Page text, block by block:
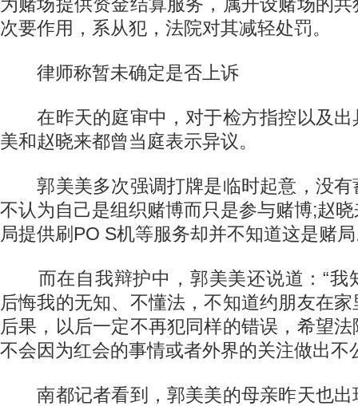
次要作用，系从犯，法院对其减轻处罚。
律师称暂未确定是否上诉
在昨天的庭审中，对于检方指控以及出
美和赵晓来都曾当庭表示异议。
郭美美多次强调打牌是临时起意，没有
不认为自己是组织赌博而只是参与赌博;赵
局提供刷PO S机等服务却并不知道这是赌
而在自我辩护中，郭美美还说道：“我
后悔我的无知、不懂法，不知道约朋友在
后果，以后一定不再犯同样的错误，希望
不会因为红会的事情或者外界的关注做出不
南都记者看到，郭美美的母亲昨天也出